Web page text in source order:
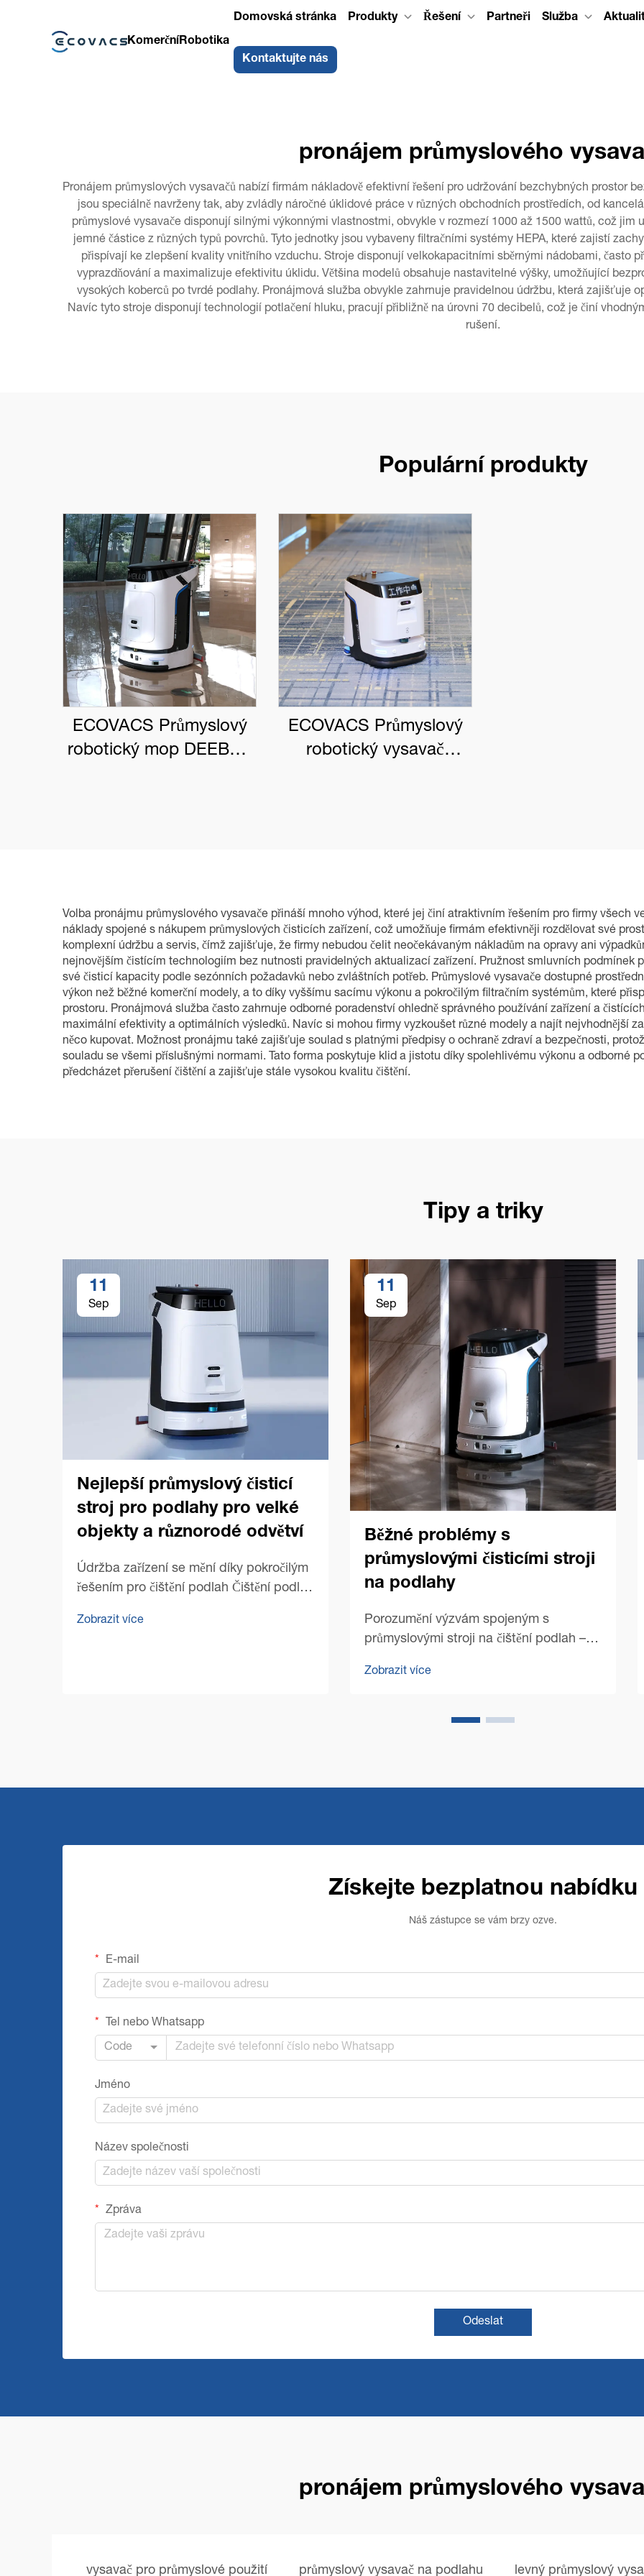
KomerčníRobotika
Domovská stránka Produkty Řešení Partneři Služba
Kontaktujte nás
pronájem průmyslového
Pronájem průmyslových vysavačů nabízí firmám nákladově efektivní řešení pro udržování bezchybných prostor
jsou speciálně navrženy tak, aby zvládly náročné úklidové práce v různých obchodních prostředích, od
průmyslové vysavače disponují silnými výkonnými vlastnostmi, obvykle v rozmezí 1000 až 1500 wattů, což jim
jemné částice z různých typů povrchů. Tyto jednotky jsou vybaveny filtračními systémy HEPA, které zajistí
přispívají ke zlepšení kvality vnitřního vzduchu. Stroje disponují velkokapacitními sběrnými nádobami, často
vyprazdňování a maximalizuje efektivitu úklidu. Většina modelů obsahuje nastavitelné výšky, umožňující
vysokých koberců po tvrdé podlahy. Pronájmová služba obvykle zahrnuje pravidelnou údržbu, která zajišťuje
Navíc tyto stroje disponují technologií potlačení hluku, pracují přibližně na úrovni 70 decibelů, což je činí
rušení.
Populární produkty
ECOVACS Průmyslový
robotický mop DEEBOT
ECOVACS Průmyslový
robotický vysavač
Volba pronájmu průmyslového vysavače přináší mnoho výhod, které jej činí atraktivním řešením pro firmy všech
náklady spojené s nákupem průmyslových čisticích zařízení, což umožňuje firmám efektivněji rozdělovat své
komplexní údržbu a servis, čímž zajišťuje, že firmy nebudou čelit neočekávaným nákladům na opravy ani
nejnovějším čistícím technologiím bez nutnosti pravidelných aktualizací zařízení. Pružnost smluvních podmínek
své čisticí kapacity podle sezónních požadavků nebo zvláštních potřeb. Průmyslové vysavače dostupné
výkon než běžné komerční modely, a to díky vyššímu sacímu výkonu a pokročilým filtračním systémům, které
prostoru. Pronájmová služba často zahrnuje odborné poradenství ohledně správného používání zařízení a
maximální efektivity a optimálních výsledků. Navíc si mohou firmy vyzkoušet různé modely a najít nejvhodnější
něco kupovat. Možnost pronájmu také zajišťuje soulad s platnými předpisy o ochraně zdraví a bezpečnosti,
souladu se všemi příslušnými normami. Tato forma poskytuje klid a jistotu díky spolehlivému výkonu a odborné
předcházet přerušení čištění a zajišťuje stále vysokou kvalitu čištění.
Tipy a triky
11
Sep
Nejlepší průmyslový čisticí
stroj pro podlahy pro velké
objekty a různorodé odvětví
Údržba zařízení se mění díky pokročilým
řešením pro čištění podlah Čištění podlah
představuje zvláštní výzvy, které
Zobrazit více
11
Sep
Běžné problémy s
průmyslovými čisticími stroji
na podlahy
Porozumění výzvám spojeným s
průmyslovými stroji na čištění podlah –
nezbytnými nástroji pro udržování
odvětvích. Od obchodních prostor po
Zobrazit více
Získejte bezplatnou nabídku
Náš zástupce se vám brzy ozve.
E-mail
Tel nebo Whatsapp
Code
Jméno
Název společnosti
Zpráva
Odeslat
pronájem průmyslového
vysavač pro průmyslové použití průmyslový vysavač na podlahu levný průmyslový